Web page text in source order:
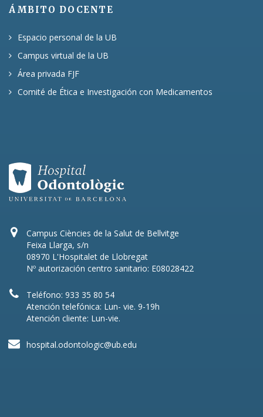
ÁMBITO DOCENTE
Espacio personal de la UB
Campus virtual de la UB
Área privada FJF
Comité de Ética e Investigación con Medicamentos
Campus Ciències de la Salut de Bellvitge
Feixa Llarga, s/n
08970 L'Hospitalet de Llobregat
Nº autorización centro sanitario: E08028422
Teléfono: 933 35 80 54
Atención telefónica: Lun- vie. 9-19h
Atención cliente: Lun-vie.
hospital.odontologic@ub.edu